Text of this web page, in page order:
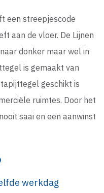
een streepjescode
aan de vloer. De Lijnen
donker maar wel in
is gemaakt van
geschikt is
ruimtes. Door het
saai en een aanwinst
werkdag